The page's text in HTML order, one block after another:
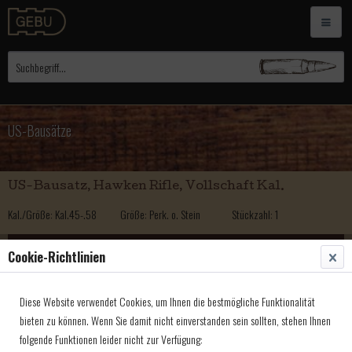
US-Bausätze
US-Bausatz, Hawken Rifle, Vollschaft Kal.
Kal./Größe: Kal.45-.58 Größe: Perk. o. Stein Stückzahl: 1
2.300,00 € *
Kal./Größe: Kal.45-.58 Größe: Perk. o. Stein Stückzahl: 1
2.300,00 € *
Cookie-Richtlinien
Diese Website verwendet Cookies, um Ihnen die bestmögliche Funktionalität
bieten zu können. Wenn Sie damit nicht einverstanden sein sollten, stehen Ihnen
folgende Funktionen leider nicht zur Verfügung: